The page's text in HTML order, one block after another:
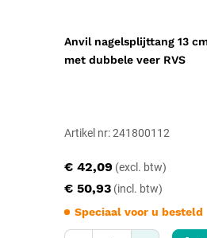
Anvil nagelsplijttang 13
met dubbele veer RVS
Artikel nr: 241800112
€ 50,93
€ 42,09
Speciaal voor u besteld